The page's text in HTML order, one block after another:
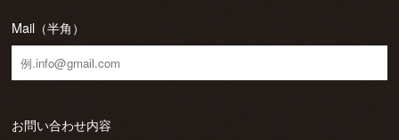
Mail（半角）
お問い合わせ内容